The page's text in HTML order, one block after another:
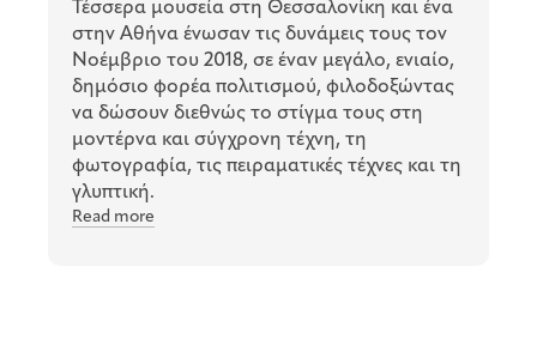
Τέσσερα μουσεία στη Θεσσαλονίκη και ένα
στην Αθήνα ένωσαν τις δυνάμεις τους τον
Νοέμβριο του 2018, σε έναν μεγάλο, ενιαίο,
δημόσιο φορέα πολιτισμού, φιλοδοξώντας
να δώσουν διεθνώς το στίγμα τους στη
μοντέρνα και σύγχρονη τέχνη, τη
φωτογραφία, τις πειραματικές τέχνες και τη
γλυπτική.
Read more